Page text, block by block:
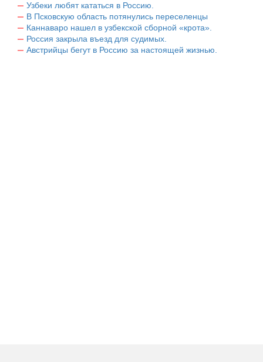
Узбеки любят кататься в Россию.
В Псковскую область потянулись переселенцы
Каннаваро нашел в узбекской сборной «крота».
Россия закрыла въезд для судимых.
Австрийцы бегут в Россию за настоящей жизнью.